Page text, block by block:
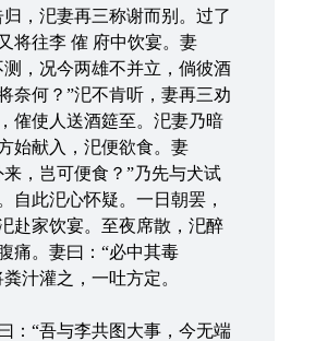
归，汜妻再三称谢而别。过了
将往李 傕 府中饮宴。妻
测，况今两雄不并立，倘彼酒
奈何？”汜不肯听，妻再三劝
傕使人送酒筵至。汜妻乃暗
始献入，汜便欲食。妻
来，岂可便食？”乃先与犬试
自此汜心怀疑。一日朝罢，
赴家饮宴。至夜席散，汜醉
痛。妻曰：“必中其毒
汁灌之，一吐方定。
“吾与李共图大事，今无端